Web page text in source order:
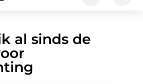
al sinds de